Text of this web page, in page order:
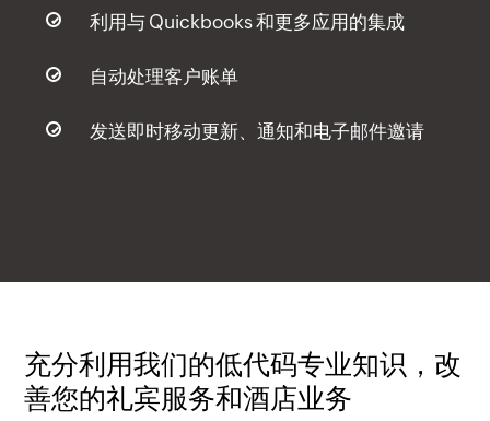
利用与 Quickbooks 和更多应用的集成
自动处理客户账单
发送即时移动更新、通知和电子邮件邀请
充分利用我们的低代码专业知识，改
善您的礼宾服务和酒店业务